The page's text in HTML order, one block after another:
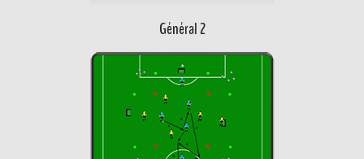
Général 2